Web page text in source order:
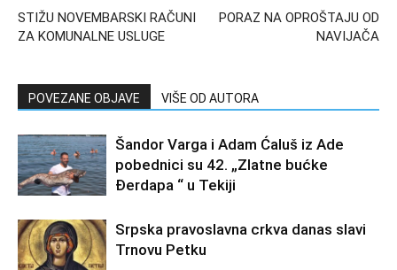
STIŽU NOVEMBARSKI RAČUNI
ZA KOMUNALNE USLUGE
PORAZ NA OPROŠTAJU OD
NAVIJAČA
POVEZANE OBJAVE VIŠE OD AUTORA
Šandor Varga i Adam Ćaluš iz Ade
pobednici su 42. „Zlatne bućke
Đerdapa “ u Tekiji
Srpska pravoslavna crkva danas slavi
Trnovu Petku